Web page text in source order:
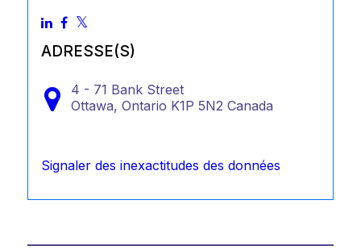
ADRESSE(S)
4 - 71 Bank Street
Ottawa, Ontario K1P 5N2 Canada
Signaler des inexactitudes des données